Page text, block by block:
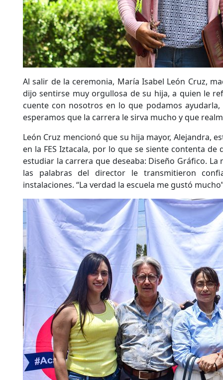
Al salir de la ceremonia, María Isabel León Cruz,
dijo sentirse muy orgullosa de su hija, a quien le
cuente con nosotros en lo que podamos
esperamos que la carrera le sirva mucho y que
León Cruz mencionó que su hija mayor, Alejandra,
en la FES Iztacala, por lo que se siente contenta
estudiar la carrera que deseaba: Diseño Gráfico.
las palabras del director le transmitieron
instalaciones. “La verdad la escuela me gustó